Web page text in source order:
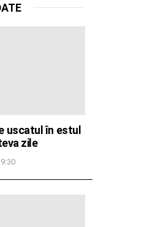
uscatul în estul
zile